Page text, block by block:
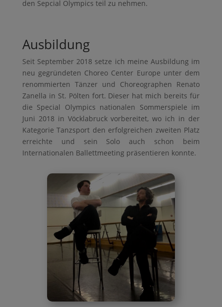
den Sepcial Olympics teil zu nehmen.
Ausbildung
Seit September 2018 setze ich meine Ausbildung im
neu gegründeten Choreo Center Europe unter dem
renommierten Tänzer und Choreographen Renato
Zanella in St. Pölten fort. Dieser hat mich bereits für
die Special Olympics nationalen Sommerspiele im
Juni 2018 in Vöcklabruck vorbereitet, wo ich in der
Kategorie Tanzsport den erfolgreichen zweiten Platz
erreichte und sein Solo auch schon beim
Internationalen Ballettmeeting präsentieren konnte.